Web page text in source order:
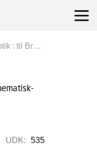
: til Br…
UDK: 535